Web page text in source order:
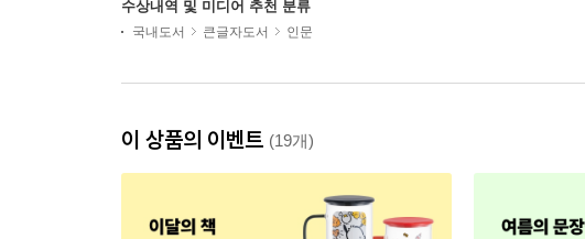
수상내역 및 미디어 추천 분류
국내도서 큰글자도서 인문
이 상품의 이벤트 (19개)